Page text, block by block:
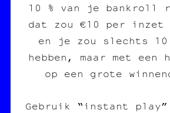
10 % van je bankroll
dat zou €10 per inzet
en je zou slechts
hebben, maar met een
op een grote
Gebruik “instant